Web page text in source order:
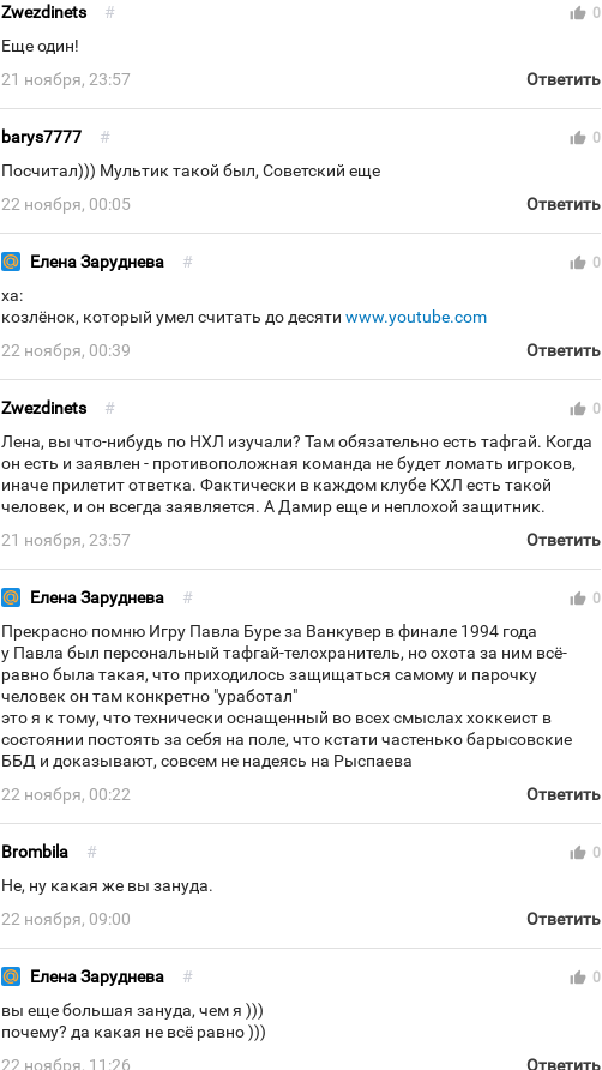
Zwezdinets # thumb_up 0
Еще один!
21 ноября, 23:57
Ответить
barys7777 # thumb_up 0
Посчитал))) Мультик такой был, Советский еще
22 ноября, 00:05
Ответить
Елена Заруднева # thumb_up 0
ха:
козлёнок, который умел считать до десяти www.youtube.com
22 ноября, 00:39
Ответить
Zwezdinets # thumb_up 0
Лена, вы что-нибудь по НХЛ изучали? Там обязательно есть тафгай. Когда
он есть и заявлен - противоположная команда не будет ломать игроков,
иначе прилетит ответка. Фактически в каждом клубе КХЛ есть такой
человек, и он всегда заявляется. А Дамир еще и неплохой защитник.
21 ноября, 23:57
Ответить
Елена Заруднева # thumb_up 0
Прекрасно помню Игру Павла Буре за Ванкувер в финале 1994 года
у Павла был персональный тафгай-телохранитель, но охота за ним всё-
равно была такая, что приходилось защищаться самому и парочку
человек он там конкретно "уработал"
это я к тому, что технически оснащенный во всех смыслах хоккеист в
состоянии постоять за себя на поле, что кстати частенько барысовские
ББД и доказывают, совсем не надеясь на Рыспаева
22 ноября, 00:22
Ответить
Brombila # thumb_up 0
Не, ну какая же вы зануда.
22 ноября, 09:00
Ответить
Елена Заруднева # thumb_up 0
вы еще большая зануда, чем я )))
почему? да какая не всё равно )))
22 ноября, 11:26
Ответить